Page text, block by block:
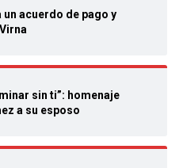
acuerdo de pago y
sin ti”: homenaje
a su esposo